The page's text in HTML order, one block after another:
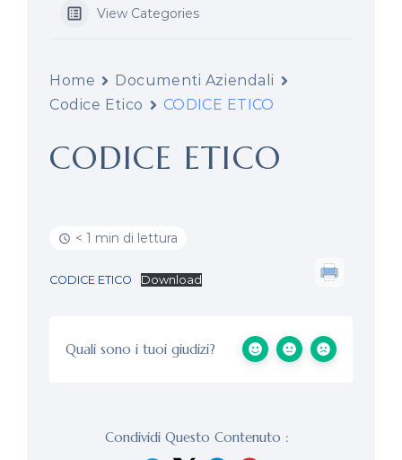
View Categories
Home
Documenti Aziendali
Codice Etico
CODICE ETICO
CODICE ETICO
< 1 min di lettura
CODICE ETICO Download
Quali sono i tuoi giudizi?
Condividi Questo Contenuto :